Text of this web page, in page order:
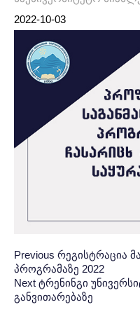
2022-10-03
Post
navigation
პოსტის
ნავიგაცია
Previous Previous
Post:
რეგისტრაცია
პროგრამაზე 2022
Next Next
Post:
ტრენინგი
განვითარებაზე